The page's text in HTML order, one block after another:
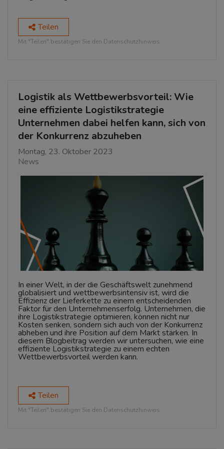
Teilen
Mit "Teilen" bestätigen Sie den Datenschutzhinweis.
Logistik als Wettbewerbsvorteil: Wie
eine effiziente Logistikstrategie
Unternehmen dabei helfen kann, sich von
der Konkurrenz abzuheben
Montag, 23. Oktober 2023
News
In einer Welt, in der die Geschäftswelt zunehmend
globalisiert und wettbewerbsintensiv ist, wird die
Effizienz der Lieferkette zu einem entscheidenden
Faktor für den Unternehmenserfolg. Unternehmen, die
ihre Logistikstrategie optimieren, können nicht nur
Kosten senken, sondern sich auch von der Konkurrenz
abheben und ihre Position auf dem Markt stärken. In
diesem Blogbeitrag werden wir untersuchen, wie eine
effiziente Logistikstrategie zu einem echten
Wettbewerbsvorteil werden kann.
Teilen
Mit "Teilen" bestätigen Sie den Datenschutzhinweis.